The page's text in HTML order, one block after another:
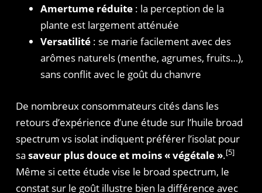
Amertume réduite : la perception de la
plante est largement atténuée
Versatilité : se marie facilement avec des
arômes naturels (menthe, agrumes, fruits…),
sans conflit avec le goût du chanvre
De nombreux consommateurs cités dans les
retours d’expérience d’une étude sur l’huile broad
spectrum vs isolat indiquent préférer l’isolat pour
sa saveur plus douce et moins « végétale ».[5]
Même si cette étude vise le broad spectrum, le
constat sur le goût illustre bien la différence avec